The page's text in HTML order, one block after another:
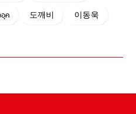
ค 도깨비 이동욱